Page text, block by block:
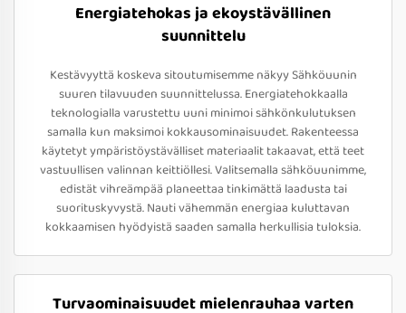
Energiatehokas ja ekoystävällinen
suunnittelu
Kestävyyttä koskeva sitoutumisemme näkyy Sähköuunin
suuren tilavuuden suunnittelussa. Energiatehokkaalla
teknologialla varustettu uuni minimoi sähkönkulutuksen
samalla kun maksimoi kokkausominaisuudet. Rakenteessa
käytetyt ympäristöystävälliset materiaalit takaavat, että teet
vastuullisen valinnan keittiöllesi. Valitsemalla sähköuunimme,
edistät vihreämpää planeettaa tinkimättä laadusta tai
suorituskyvystä. Nauti vähemmän energiaa kuluttavan
kokkaamisen hyödyistä saaden samalla herkullisia tuloksia.
Turvaominaisuudet mielenrauhaa varten